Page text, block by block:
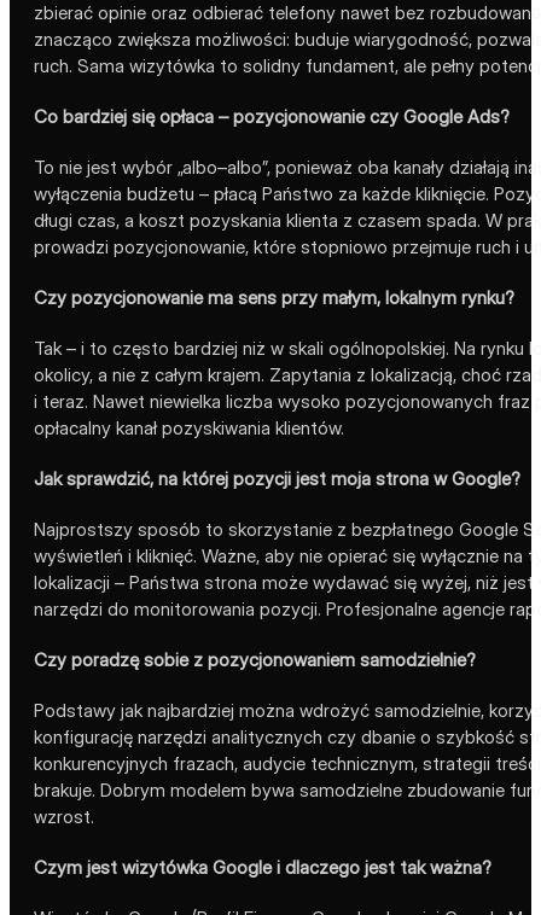
zbierać opinie oraz odbierać telefony nawet bez
znacząco zwiększa możliwości: buduje wiarygodność,
ruch. Sama wizytówka to solidny fundament, ale pełny
Co bardziej się opłaca – pozycjonowanie czy Google Ads?
To nie jest wybór „albo–albo”, ponieważ oba kanały działają
wyłączenia budżetu – płacą Państwo za każde kliknięcie.
długi czas, a koszt pozyskania klienta z czasem spada. W
prowadzi pozycjonowanie, które stopniowo przejmuje ruch i
Czy pozycjonowanie ma sens przy małym, lokalnym rynku?
Tak – i to często bardziej niż w skali ogólnopolskiej. Na
okolicy, a nie z całym krajem. Zapytania z lokalizacją, choć
i teraz. Nawet niewielka liczba wysoko pozycjonowanych
opłacalny kanał pozyskiwania klientów.
Jak sprawdzić, na której pozycji jest moja strona w Google?
Najprostszy sposób to skorzystanie z bezpłatnego Google
wyświetleń i kliknięć. Ważne, aby nie opierać się wyłącznie
lokalizacji – Państwa strona może wydawać się wyżej, niż
narzędzi do monitorowania pozycji. Profesjonalne agencje
Czy poradzę sobie z pozycjonowaniem samodzielnie?
Podstawy jak najbardziej można wdrożyć samodzielnie,
konfigurację narzędzi analitycznych czy dbanie o szybkość
konkurencyjnych frazach, audycie technicznym, strategii
brakuje. Dobrym modelem bywa samodzielne zbudowanie
wzrost.
Czym jest wizytówka Google i dlaczego jest tak ważna?